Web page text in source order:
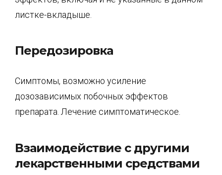
листке-вкладыше.
Передозировка
Симптомы, возможно усиление
дозозависимых побочных эффектов
препарата. Лечение симптоматическое.
Взаимодействие с другими
лекарственными средствами